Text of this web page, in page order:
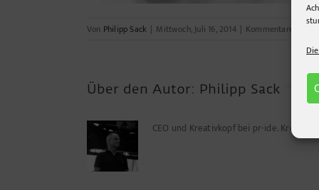
Von Philipp Sack | Mittwoch, Juli 16, 2014 | Kommentare
Über den Autor: Philipp Sack
CEO und Kreativkopf bei pr-ide. Kreuz